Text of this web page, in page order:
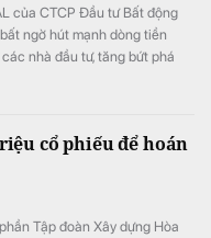
của CTCP Đầu tư Bất động
ngờ hút mạnh dòng tiền
các nhà đầu tư, tăng bứt phá
cổ phiếu để hoán
Tập đoàn Xây dựng Hòa